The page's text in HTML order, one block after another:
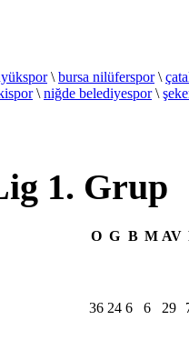
\ bursa nilüferspor\
\ niğde belediyespor\
1. Grup
O G B M AV
36 24 6 6 29